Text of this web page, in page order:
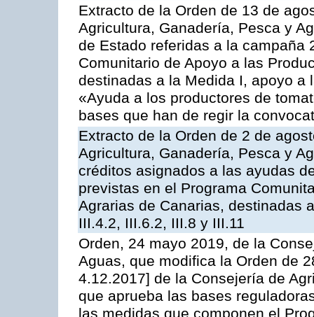
Extracto de la Orden de 13 de
Agricultura, Ganadería, Pesca y
de Estado referidas a la campaña
Comunitario de Apoyo a las
destinadas a la Medida I, apoyo a
«Ayuda a los productores de
bases que han de regir la
Extracto de la Orden de 2 de
Agricultura, Ganadería, Pesca y
créditos asignados a las ayudas
previstas en el Programa
Agrarias de Canarias, destinadas
III.4.2, III.6.2, III.8 y III.11
Orden, 24 mayo 2019, de la
Aguas, que modifica la Orden de
4.12.2017] de la Consejería de
que aprueba las bases